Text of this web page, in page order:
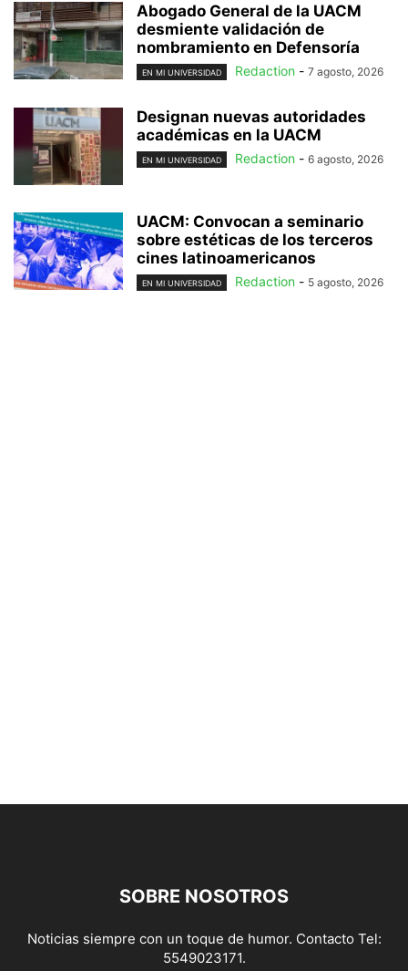
Abogado General de la UACM
desmiente validación de
nombramiento en Defensoría
EN MI UNIVERSIDAD Redaction - 7 agosto, 2026
Designan nuevas autoridades
académicas en la UACM
EN MI UNIVERSIDAD Redaction - 6 agosto, 2026
UACM: Convocan a seminario
sobre estéticas de los terceros
cines latinoamericanos
EN MI UNIVERSIDAD Redaction - 5 agosto, 2026
SOBRE NOSOTROS
Noticias siempre con un toque de humor. Contacto Tel:
5549023171.